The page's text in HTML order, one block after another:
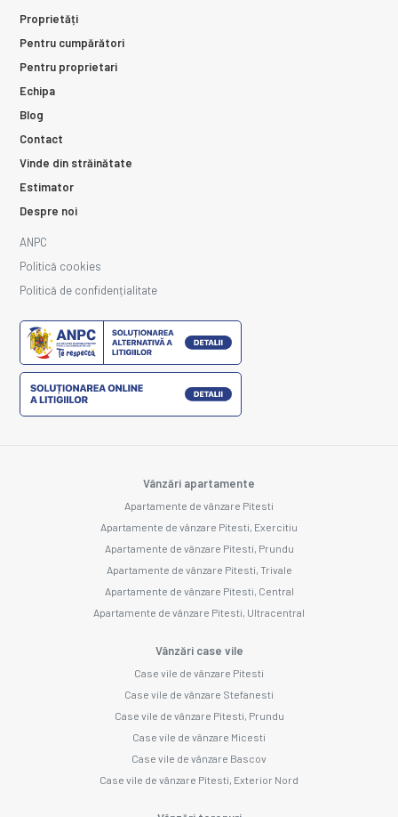
Proprietăți
Pentru cumpărători
Pentru proprietari
Echipa
Blog
Contact
Vinde din străinătate
Estimator
Despre noi
ANPC
Politică cookies
Politică de confidențialitate
Vânzări apartamente
Apartamente de vânzare Pitesti
Apartamente de vânzare Pitesti, Exercitiu
Apartamente de vânzare Pitesti, Prundu
Apartamente de vânzare Pitesti, Trivale
Apartamente de vânzare Pitesti, Central
Apartamente de vânzare Pitesti, Ultracentral
Vânzări case vile
Case vile de vânzare Pitesti
Case vile de vânzare Stefanesti
Case vile de vânzare Pitesti, Prundu
Case vile de vânzare Micesti
Case vile de vânzare Bascov
Case vile de vânzare Pitesti, Exterior Nord